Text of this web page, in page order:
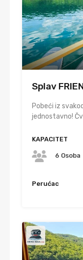
Splav
Pobeći iz
jednostavno!
KAPACITET
6 Osoba
Perućac